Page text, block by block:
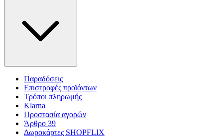
Παραδόσεις
Επιστροφές προϊόντων
Τρόποι πληρωμής
Klarna
Προστασία αγορών
Άρθρο 39
Δωροκάρτες SHOPFLIX